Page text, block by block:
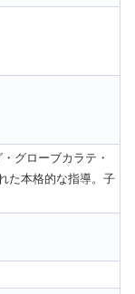
グローブカラテ・
た本格的な指導。子